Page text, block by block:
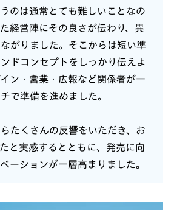
のは通常とても難しいことなの
経営陣にその良さが伝わり、異
がりました。そこからは短い準
ドコンセプトをしっかり伝えよ
ン・営業・広報など関係者が一
で準備を進めました。
たくさんの反響をいただき、お
と実感するとともに、発売に向
ーションが一層高まりました。